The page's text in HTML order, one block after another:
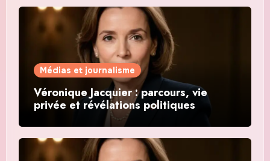
Médias et journalisme
Véronique Jacquier : parcours, vie
privée et révélations politiques